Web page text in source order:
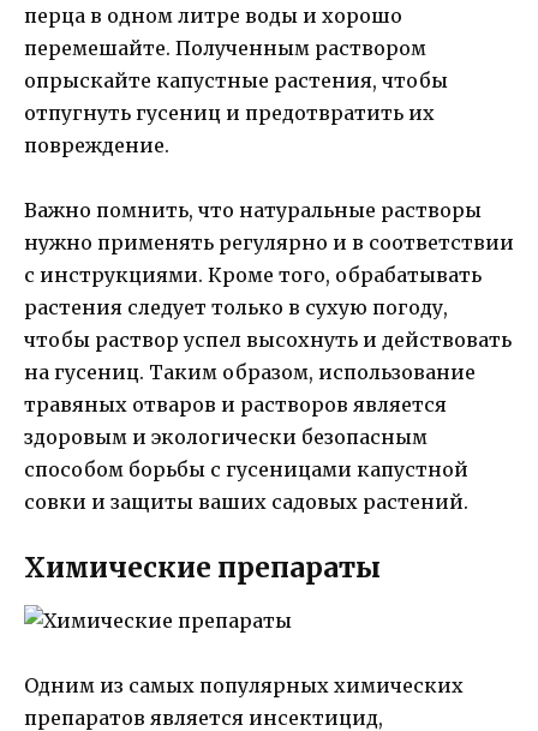
перца в одном литре воды и хорошо
перемешайте. Полученным раствором
опрыскайте капустные растения, чтобы
отпугнуть гусениц и предотвратить их
повреждение.
Важно помнить, что натуральные растворы
нужно применять регулярно и в соответствии
с инструкциями. Кроме того, обрабатывать
растения следует только в сухую погоду,
чтобы раствор успел высохнуть и действовать
на гусениц. Таким образом, использование
травяных отваров и растворов является
здоровым и экологически безопасным
способом борьбы с гусеницами капустной
совки и защиты ваших садовых растений.
Химические препараты
Одним из самых популярных химических
препаратов является инсектицид,